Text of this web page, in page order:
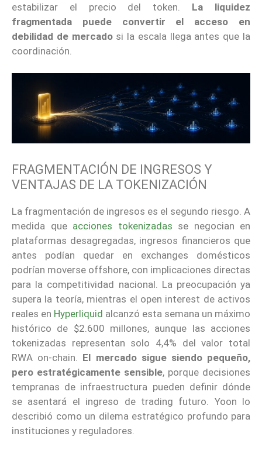
estabilizar el precio del token. La liquidez
fragmentada puede convertir el acceso en
debilidad de mercadosi la escala llega antes que la
coordinación.
FRAGMENTACIÓN DE INGRESOS Y
VENTAJAS DE LA TOKENIZACIÓN
La fragmentación de ingresos es el segundo riesgo. A
medida que acciones tokenizadas se negocian en
plataformas desagregadas, ingresos financieros que
antes podían quedar en exchanges domésticos
podrían moverse offshore, con implicaciones directas
para la competitividad nacional. La preocupación ya
supera la teoría, mientras el open interest de activos
reales en Hyperliquid alcanzó esta semana un máximo
histórico de $2.600 millones, aunque las acciones
tokenizadas representan solo 4,4% del valor total
RWA on-chain. El mercado sigue siendo pequeño,
pero estratégicamente sensible, porque decisiones
tempranas de infraestructura pueden definir dónde
se asentará el ingreso de trading futuro. Yoon lo
describió como un dilema estratégico profundo para
instituciones y reguladores.